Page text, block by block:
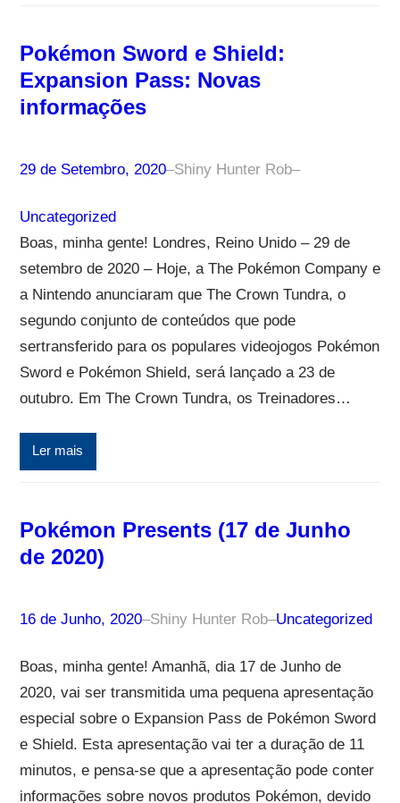
Pokémon Sword e Shield:
Expansion Pass: Novas
informações
29 de Setembro, 2020–Shiny Hunter Rob–
Uncategorized
Boas, minha gente! Londres, Reino Unido – 29 de
setembro de 2020 – Hoje, a The Pokémon Company e
a Nintendo anunciaram que The Crown Tundra, o
segundo conjunto de conteúdos que pode
sertransferido para os populares videojogos Pokémon
Sword e Pokémon Shield, será lançado a 23 de
outubro. Em The Crown Tundra, os Treinadores…
Ler mais
Pokémon Presents (17 de Junho
de 2020)
16 de Junho, 2020–Shiny Hunter Rob–Uncategorized
Boas, minha gente! Amanhã, dia 17 de Junho de
2020, vai ser transmitida uma pequena apresentação
especial sobre o Expansion Pass de Pokémon Sword
e Shield. Esta apresentação vai ter a duração de 11
minutos, e pensa-se que a apresentação pode conter
informações sobre novos produtos Pokémon, devido